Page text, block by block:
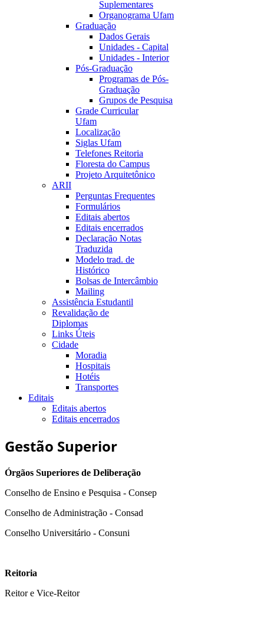
Suplementares
Organograma Ufam
Graduação
Dados Gerais
Unidades - Capital
Unidades - Interior
Pós-Graduação
Programas de Pós-
Graduação
Grupos de Pesquisa
Grade Curricular
Ufam
Localização
Siglas Ufam
Telefones Reitoria
Floresta do Campus
Projeto Arquitetônico
ARII
Perguntas Frequentes
Formulários
Editais abertos
Editais encerrados
Declaração Notas
Traduzida
Modelo trad. de
Histórico
Bolsas de Intercâmbio
Mailing
Assistência Estudantil
Revalidação de
Diplomas
Links Úteis
Cidade
Moradia
Hospitais
Hotéis
Transportes
Editais
Editais abertos
Editais encerrados
Gestão Superior
Órgãos Superiores de Deliberação
Conselho de Ensino e Pesquisa - Consep
Conselho de Administração - Consad
Conselho Universitário - Consuni
Reitoria
Reitor e Vice-Reitor